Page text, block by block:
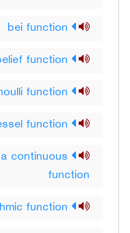
continuous
function